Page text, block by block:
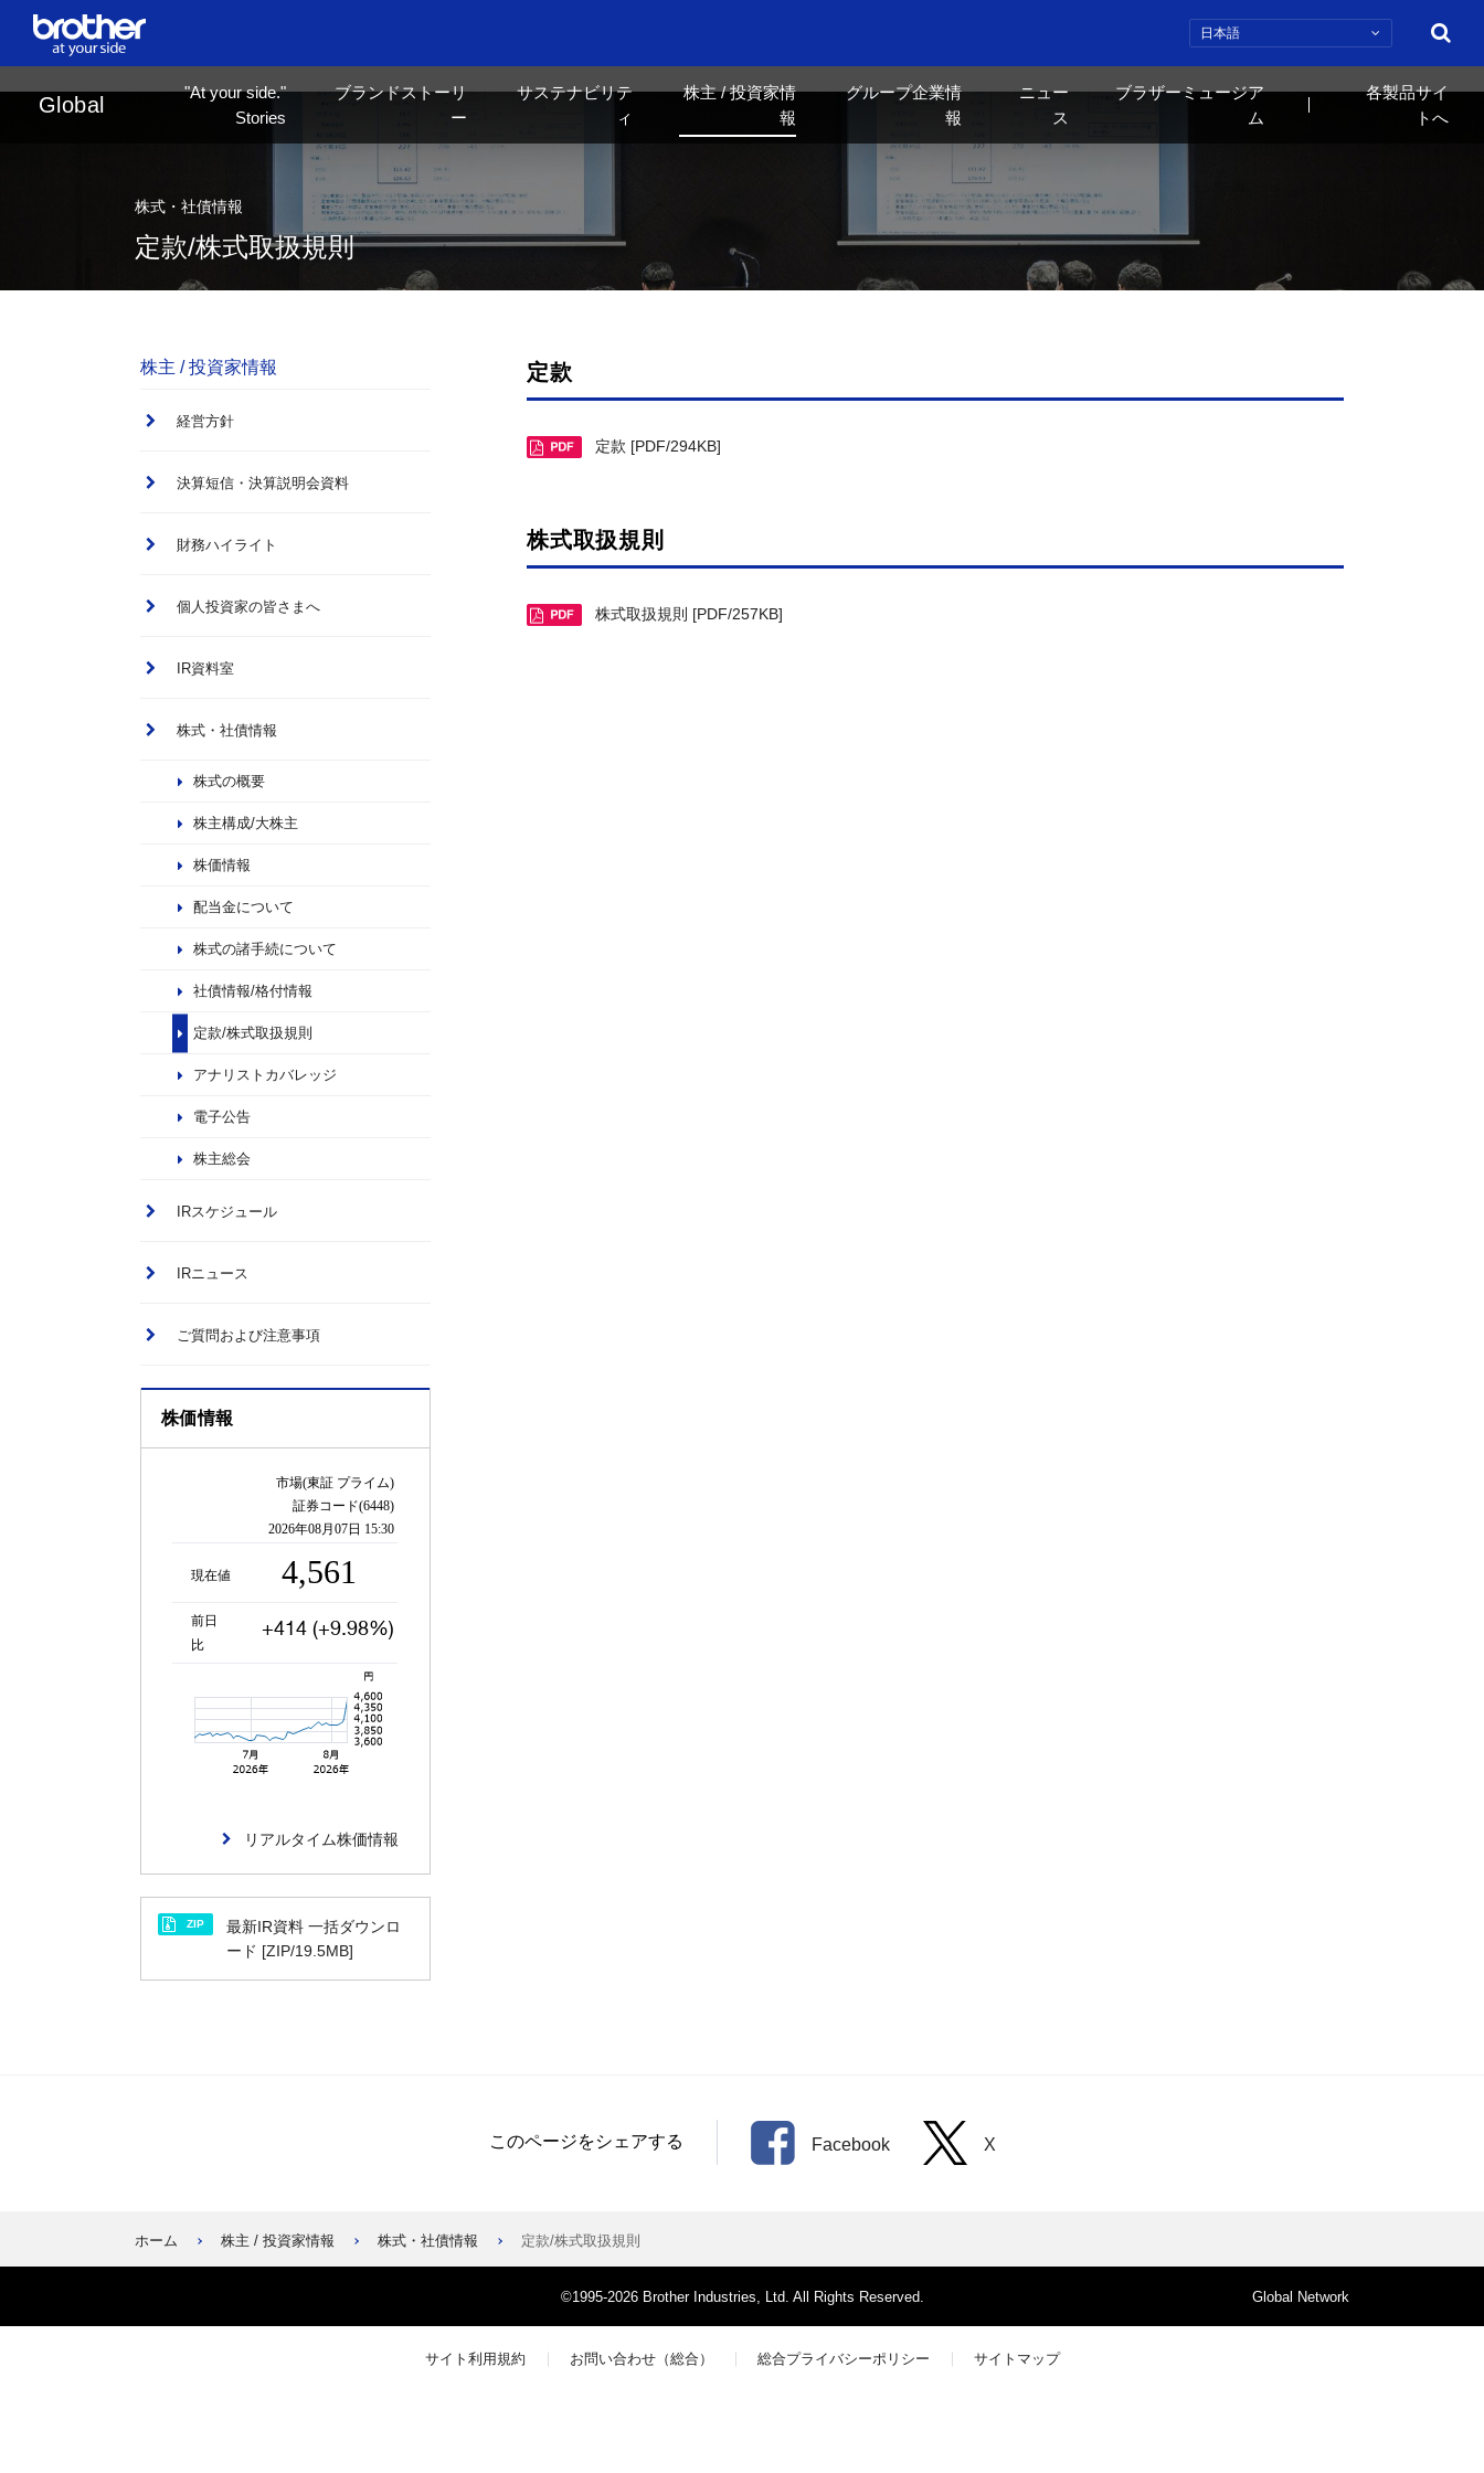
検索
Global
"At your side."
Stories
ブランドストーリ
ー
サステナビリテ
ィ
株主 / 投資家情
報
グループ企業情
報
ニュー
ス
ブラザーミュージア
ム
各製品サイ
トへ
株式・社債情報
定款/株式取扱規則
株主 / 投資家情報
経営方針
決算短信・決算説明会資料
財務ハイライト
個人投資家の皆さまへ
IR資料室
株式・社債情報
株式の概要
株主構成/大株主
株価情報
配当金について
株式の諸手続について
社債情報/格付情報
定款/株式取扱規則
アナリストカバレッジ
電子公告
株主総会
IRスケジュール
IRニュース
ご質問および注意事項
株価情報
リアルタイム株価情報
ZIP
最新IR資料 一括ダウンロ
ード [ZIP/19.5MB]
定款
定款 [PDF/294KB]
株式取扱規則
株式取扱規則 [PDF/257KB]
このページをシェアする Facebook X
ホーム 株主 / 投資家情報 株式・社債情報 定款/株式取扱規則
©1995-2026 Brother Industries, Ltd. All Rights Reserved. Global Network
サイト利用規約 お問い合わせ（総合） 総合プライバシーポリシー サイトマップ